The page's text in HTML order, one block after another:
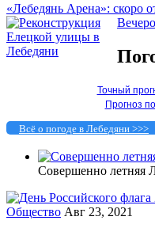
«Лебедянь Арена»: скоро
Точный
Прогноз
Всё о погоде в Лебедяни >>>
Совершенно летняя
Общество Авг 23, 2021